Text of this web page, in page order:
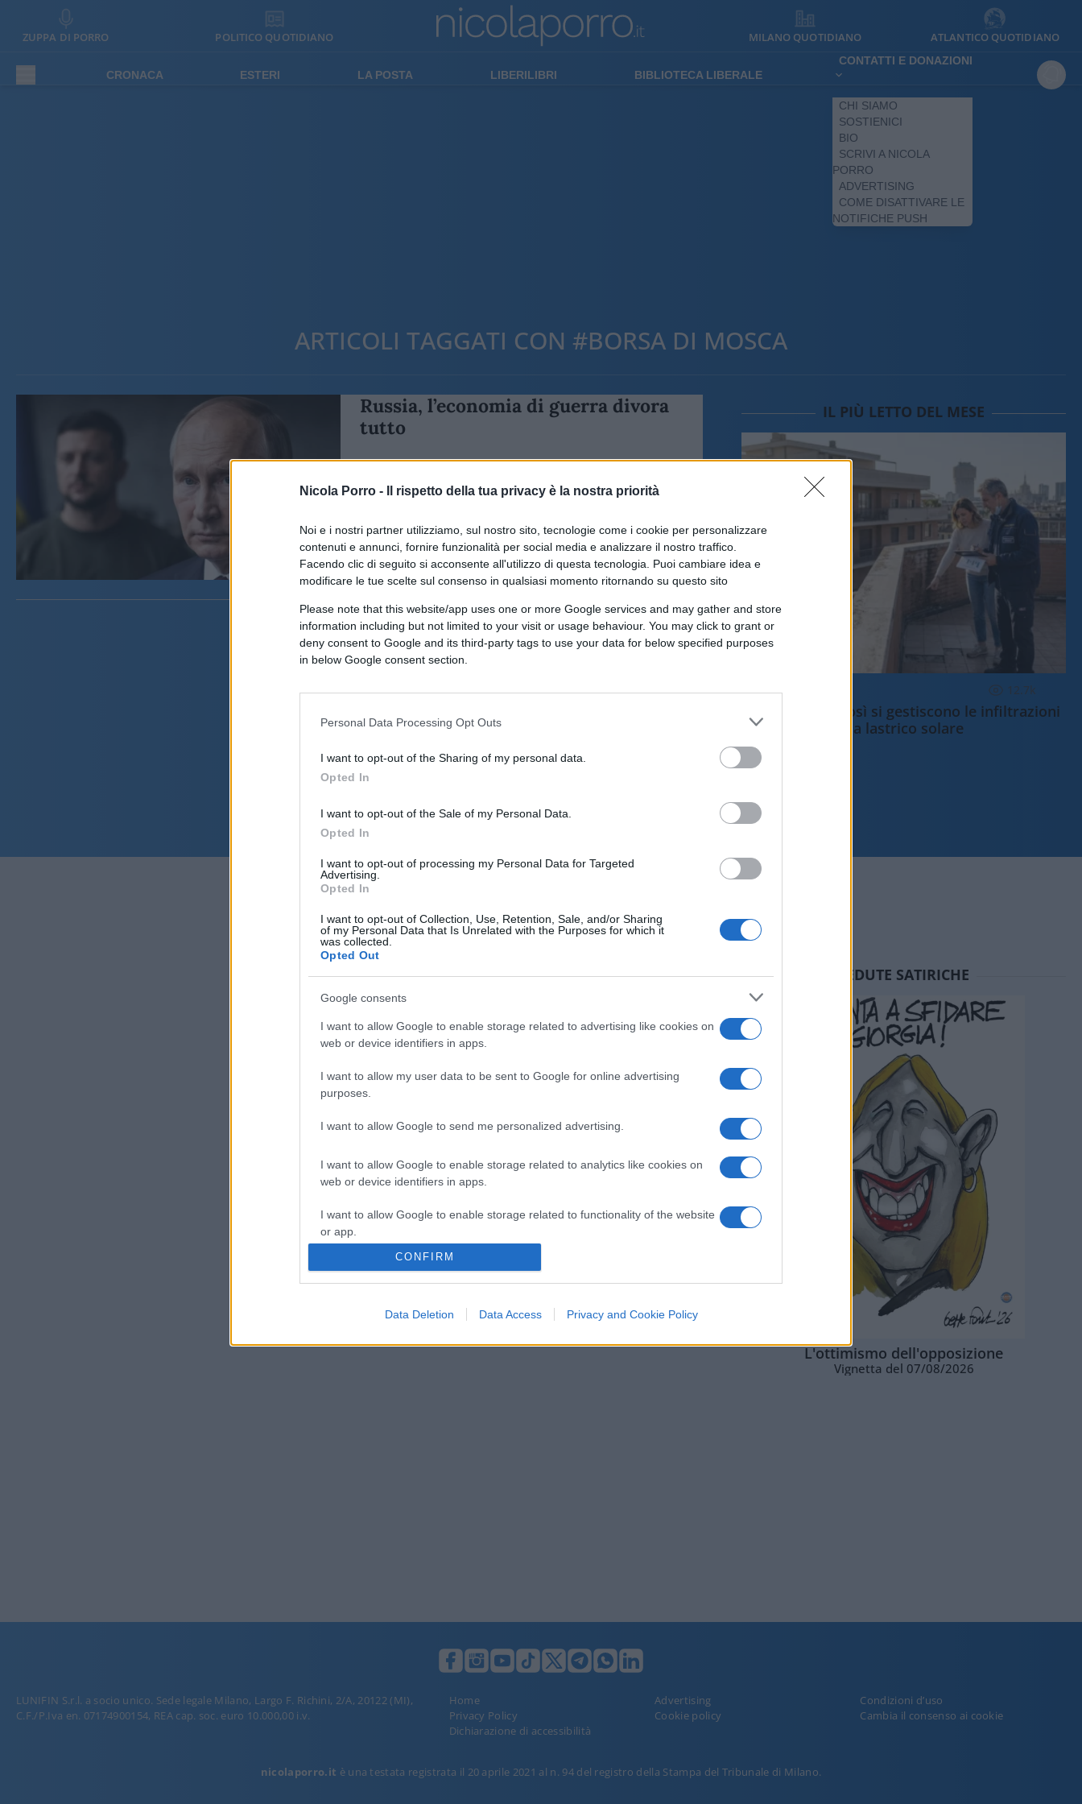
Nicola Porro - Il rispetto della tua privacy è la nostra priorità
Noi e i nostri partner utilizziamo, sul nostro sito, tecnologie come i cookie per personalizzare
contenuti e annunci, fornire funzionalità per social media e analizzare il nostro traffico.
Facendo clic di seguito si acconsente all'utilizzo di questa tecnologia. Puoi cambiare idea e
modificare le tue scelte sul consenso in qualsiasi momento ritornando su questo sito
Please note that this website/app uses one or more Google services and may gather and store
information including but not limited to your visit or usage behaviour. You may click to grant or
deny consent to Google and its third-party tags to use your data for below specified purposes
in below Google consent section.
Personal Data Processing Opt Outs
I want to opt-out of the Sharing of my personal data.
Opted In
I want to opt-out of the Sale of my Personal Data.
Opted In
I want to opt-out of processing my Personal Data for Targeted
Advertising.
Opted In
I want to opt-out of Collection, Use, Retention, Sale, and/or Sharing
of my Personal Data that Is Unrelated with the Purposes for which it
was collected.
Opted Out
Google consents
I want to allow Google to enable storage related to advertising like cookies on
web or device identifiers in apps.
I want to allow my user data to be sent to Google for online advertising
purposes.
I want to allow Google to send me personalized advertising.
I want to allow Google to enable storage related to analytics like cookies on
web or device identifiers in apps.
I want to allow Google to enable storage related to functionality of the website
or app.
I want to allow Google to enable storage related to personalization.
authentication functionality and fraud prevention, and other user protection.
CONFIRM
Data Deletion Data Access Privacy and Cookie Policy
ZUPPA DI PORRO POLITICO QUOTIDIANO MILANO QUOTIDIANO ATLANTICO QUOTIDIANO
CRONACA ESTERI LA POSTA LIBERILIBRI BIBLIOTECA LIBERALE
CONTATTI E DONAZIONI
CHI SIAMO
SOSTIENICI
BIO
SCRIVI A NICOLA
PORRO
ADVERTISING
COME DISATTIVARE LE
NOTIFICHE PUSH
ARTICOLI TAGGATI CON #BORSA DI MOSCA
Russia, l’economia di guerra divora
tutto
di Ezio Pozzati
4 Marzo 2026, 17:30
5.7k
IL PIÙ LETTO DEL MESE
ECONOMIA 12.7k
Condominio: così si gestiscono le infiltrazioni
da lastrico solare
SEDUTE SATIRICHE
L'ottimismo dell'opposizione
Vignetta del 07/08/2026
LUNIFIN S.r.l. a socio unico. Sede legale Milano, Largo F. Richini, 2/A, 20122 (MI),
C.F./P.Iva en. 07174900154, REA cap. soc. euro 10.000,00 i.v.
Home Advertising
Condizioni d’uso
Privacy Policy
Cookie policy
Cambia il consenso ai cookie
Dichiarazione di accessibilità
nicolaporro.it è una testata registrata il 20 aprile 2021 al n. 94 del registro della Stampa del Tribunale di Milano.